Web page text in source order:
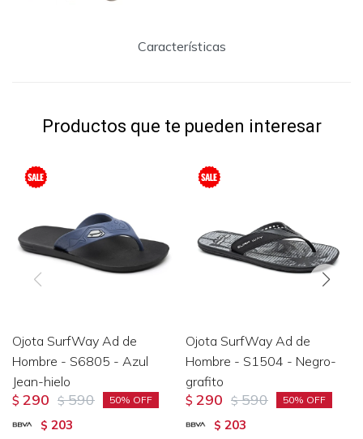
Características
Productos que te pueden interesar
Ojota SurfWay Ad de
Hombre - S6805 - Azul
Jean-hielo
$ 290 $ 590 50
$ 203
Ojota SurfWay Ad de
Hombre - S1504 - Negro-
grafito
$ 290 $ 590 50
$ 203